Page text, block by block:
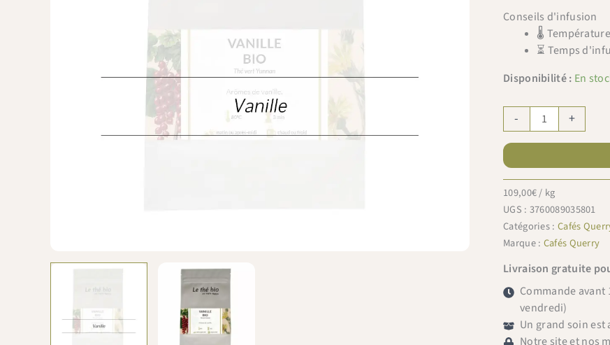
Conseils d'infusion
🌡
⏳ Temps
Disponibilité : En
-
quantité
de
Cafés
Querry
recharge
Vanille
bio
100g
+
109,00€/ kg
UGS : 3760089035801
Catégories : Cafés
Marque : Cafés Querry
Livraison gratuite
Commande
vendredi)
Un grand soin
Notre site et nos